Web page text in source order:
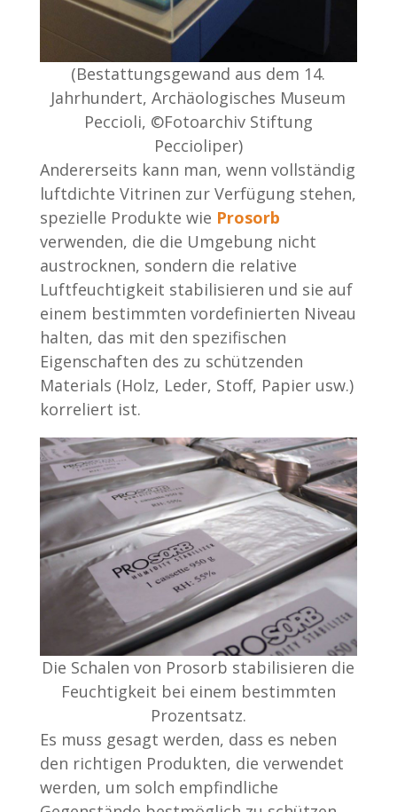
(Bestattungsgewand aus dem 14.
Jahrhundert, Archäologisches Museum
Peccioli, ©Fotoarchiv Stiftung
Peccioliper)
Andererseits kann man, wenn vollständig
luftdichte Vitrinen zur Verfügung stehen,
spezielle Produkte wie Prosorb
verwenden, die die Umgebung nicht
austrocknen, sondern die relative
Luftfeuchtigkeit stabilisieren und sie auf
einem bestimmten vordefinierten Niveau
halten, das mit den spezifischen
Eigenschaften des zu schützenden
Materials (Holz, Leder, Stoff, Papier usw.)
korreliert ist.
Die Schalen von Prosorb stabilisieren die
Feuchtigkeit bei einem bestimmten
Prozentsatz.
Es muss gesagt werden, dass es neben
den richtigen Produkten, die verwendet
werden, um solch empfindliche